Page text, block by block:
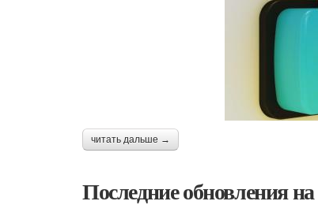
читать дальше →
Последние обновления на